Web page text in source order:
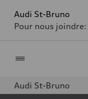
Audi St-Bruno
Pour nous joindre:
Audi St-Bruno